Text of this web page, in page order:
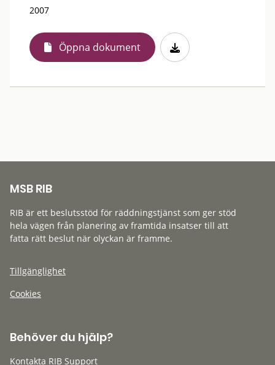
2007
Öppna dokument
MSB RIB
RIB är ett beslutsstöd för räddningstjänst som ger stöd
hela vägen från planering av framtida insatser till att
fatta rätt beslut när olyckan är framme.
Tillgänglighet
Cookies
Behöver du hjälp?
Kontakta RIB Support